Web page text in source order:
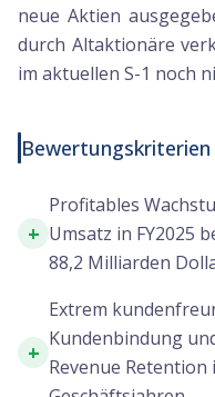
neue Aktien
durch Altaktionäre
im aktuellen S-1 noch
Bewertungskriterien
+
Profitables
Umsatz in FY2025
88,2 Milliarden
+
Extrem
Kundenbindung
Revenue